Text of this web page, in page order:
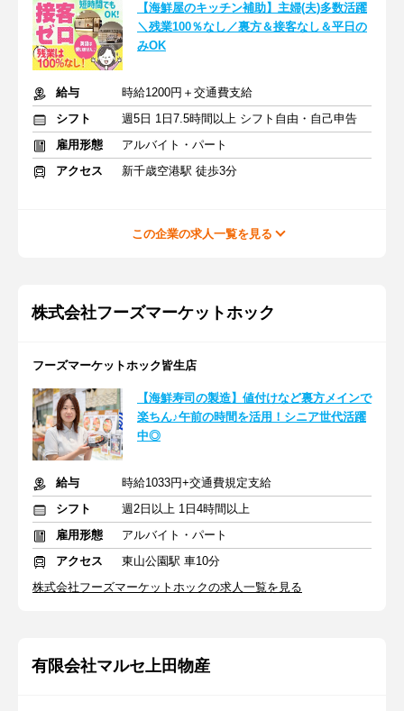
【海鮮屋のキッチン補助】主婦(夫)多数活躍
＼残業100％なし／裏方＆接客なし＆平日の
みOK
給与
時給1200円＋交通費支給
シフト
週5日 1日7.5時間以上 シフト自由・自己申告
雇用形態
アルバイト・パート
アクセス
新千歳空港駅 徒歩3分
この企業の求人一覧を見る
株式会社フーズマーケットホック
フーズマーケットホック皆生店
【海鮮寿司の製造】値付けなど裏方メインで
楽ちん♪午前の時間を活用！シニア世代活躍
中◎
給与
時給1033円+交通費規定支給
シフト
週2日以上 1日4時間以上
雇用形態
アルバイト・パート
アクセス
東山公園駅 車10分
株式会社フーズマーケットホックの求人一覧を見る
有限会社マルセ上田物産